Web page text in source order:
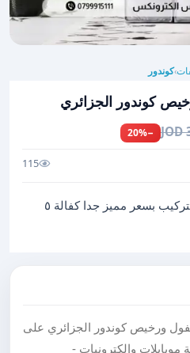
›كوندور
كوندور الجزائري
−20%
115
متوفر بجميع الاحجام شامل التركيب بسعر مميز جدا كفالة ٥
ورخيص كوندور الجزائري على
وإلكترونيات -